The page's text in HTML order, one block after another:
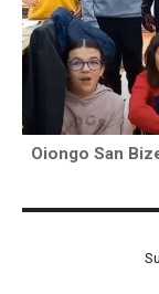
Oiongo San